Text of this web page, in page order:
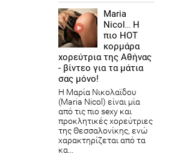
Maria
Nicol… Η
πιο HOT
κορμάρα
χορεύτρια της Αθήνας
- βίντεο για τα μάτια
σας μόνο!
Η Μαρία Νικολαϊδου
(Maria Nicol) είναι μία
από τις πιο sexy και
προκλητικές χορεύτριες
της Θεσσαλονίκης, ενώ
χαρακτηρίζεται από τα
κα...